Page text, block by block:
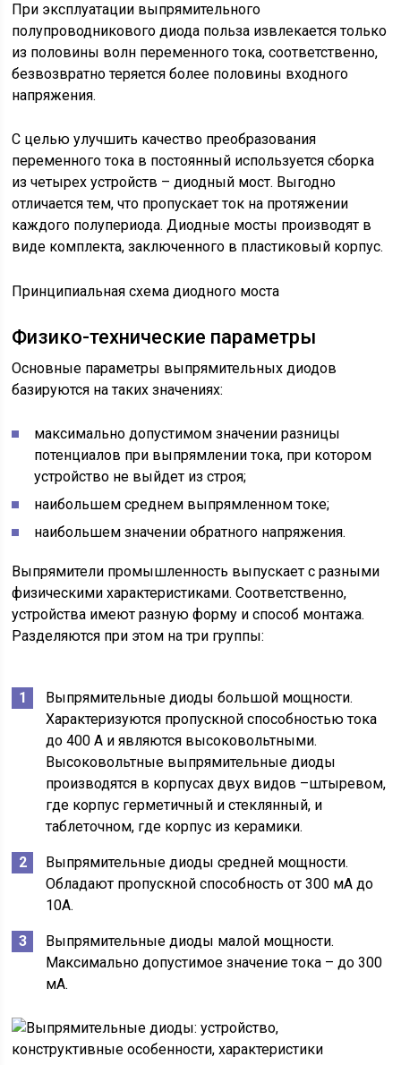
При эксплуатации выпрямительного
полупроводникового диода польза извлекается только
из половины волн переменного тока, соответственно,
безвозвратно теряется более половины входного
напряжения.
С целью улучшить качество преобразования
переменного тока в постоянный используется сборка
из четырех устройств – диодный мост. Выгодно
отличается тем, что пропускает ток на протяжении
каждого полупериода. Диодные мосты производят в
виде комплекта, заключенного в пластиковый корпус.
Принципиальная схема диодного моста
Физико-технические параметры
Основные параметры выпрямительных диодов
базируются на таких значениях:
максимально допустимом значении разницы
потенциалов при выпрямлении тока, при котором
устройство не выйдет из строя;
наибольшем среднем выпрямленном токе;
наибольшем значении обратного напряжения.
Выпрямители промышленность выпускает с разными
физическими характеристиками. Соответственно,
устройства имеют разную форму и способ монтажа.
Разделяются при этом на три группы:
Выпрямительные диоды большой мощности.
Характеризуются пропускной способностью тока
до 400 А и являются высоковольтными.
Высоковольтные выпрямительные диоды
производятся в корпусах двух видов –штыревом,
где корпус герметичный и стеклянный, и
таблеточном, где корпус из керамики.
Выпрямительные диоды средней мощности.
Обладают пропускной способность от 300 мА до
10А.
Выпрямительные диоды малой мощности.
Максимально допустимое значение тока – до 300
мА.